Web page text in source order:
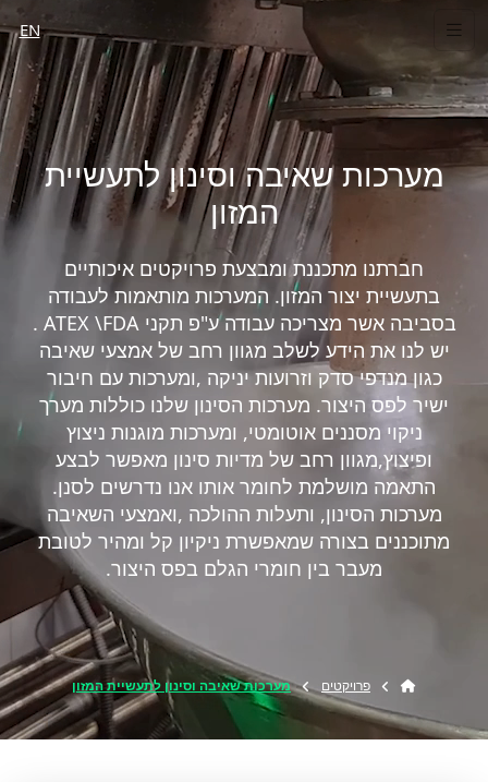
EN
מערכות שאיבה וסינון לתעשיית
המזון
חברתנו מתכננת ומבצעת פרויקטים איכותיים
בתעשיית יצור המזון. המערכות מותאמות לעבודה
בסביבה אשר מצריכה עבודה ע"פ תקני ATEX \FDA .
יש לנו את הידע לשלב מגוון רחב של אמצעי שאיבה
כגון מנדפי סדק וזרועות יניקה ,ומערכות עם חיבור
ישיר לפס היצור. מערכות הסינון שלנו כוללות מערך
ניקוי מסננים אוטומטי, ומערכות מוגנות ניצוץ
ופיצוץ,מגוון רחב של מדיות סינון מאפשר לבצע
התאמה מושלמת לחומר אותו אנו נדרשים לסנן.
מערכות הסינון, ותעלות ההולכה ,ואמצעי השאיבה
מתוכננים בצורה שמאפשרת ניקיון קל ומהיר לטובת
מעבר בין חומרי הגלם בפס היצור.
פרויקטים מערכות שאיבה וסינון לתעשיית המזון